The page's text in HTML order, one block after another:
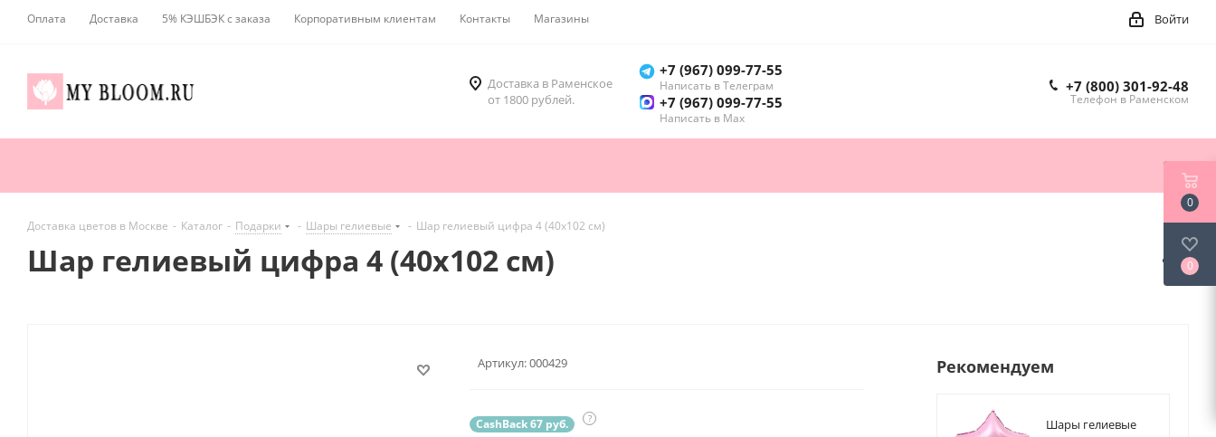
Оплата Доставка 5% КЭШБЭК с заказа Корпоративным клиентам Контакты Магазины Войти
Доставка в Раменское
от 1800 рублей.
+7 (967) 099-77-55
Написать в Телеграм
+7 (967) 099-77-55
Написать в Мах
+7 (800) 301-92-48
Телефон в Раменском
Доставка цветов в Москве - Каталог - Подарки - Шары гелиевые - Шар гелиевый цифра 4 (40х102 см)
Шар гелиевый цифра 4 (40х102 см)
Артикул:000429
CashBack 67 руб. ?
Рекомендуем
Шары гелиевые
0
0